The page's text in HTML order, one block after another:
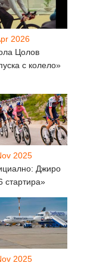
2026
Цолов
с колело»
2025
Джиро
стартира»
2025